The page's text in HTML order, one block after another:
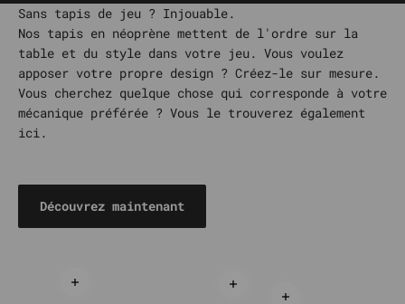
Sans tapis de jeu ? Injouable.
Nos tapis en néoprène mettent de l'ordre sur la
table et du style dans votre jeu. Vous voulez
apposer votre propre design ? Créez-le sur mesure.
Vous cherchez quelque chose qui corresponde à votre
mécanique préférée ? Vous le trouverez également
ici.
Découvrez maintenant
En savoir plus En savoir plus